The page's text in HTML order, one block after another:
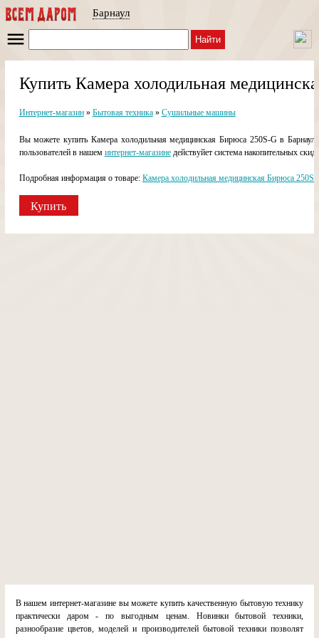
Барнаул
Найти
Купить Камера холодильная
Интернет-магазин» Бытовая техника» Сушильные машины
Вы можете купить Камера холодильная медицинская Бирюса 250S-G в
пользователей в нашем интернет-магазинедействуйет система накопительных
Подробная информация о товаре: Камера холодильная медицинская Бирюса 250S-
Купить
В нашем интернет-магазине вы можете купить качественную бытовую технику
практически даром - по выгодным ценам. Новинки бытовой техники,
разнообразие цветов, моделей и производителей бытовой техники позволят